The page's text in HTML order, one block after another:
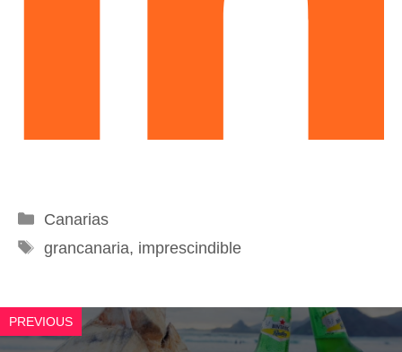
Categorías
Canarias
Etiquetas
grancanaria, imprescindible
PREVIOUS